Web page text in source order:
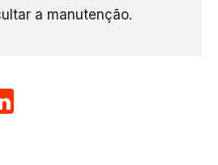
a manutenção.